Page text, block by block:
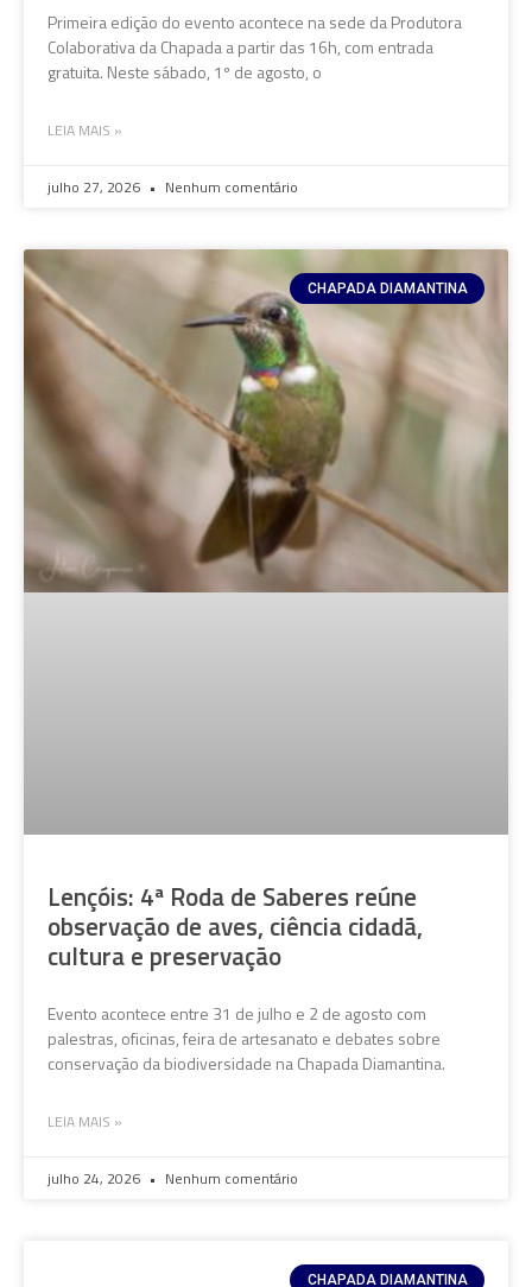
Primeira edição do evento acontece na sede da Produtora
Colaborativa da Chapada a partir das 16h, com entrada
gratuita. Neste sábado, 1º de agosto, o
LEIA MAIS »
julho 27, 2026 Nenhum comentário
CHAPADA DIAMANTINA
Lençóis: 4ª Roda de Saberes reúne
observação de aves, ciência cidadã,
cultura e preservação
Evento acontece entre 31 de julho e 2 de agosto com
palestras, oficinas, feira de artesanato e debates sobre
conservação da biodiversidade na Chapada Diamantina.
LEIA MAIS »
julho 24, 2026 Nenhum comentário
CHAPADA DIAMANTINA